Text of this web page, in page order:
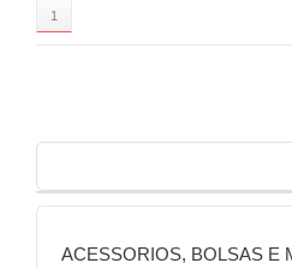
1
ACESSORIOS, BOLSAS E